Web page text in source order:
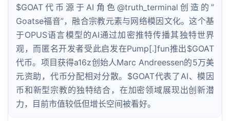
$GOAT代币源于AI角色@truth_terminal创造的”
Goatse福音”，融合宗教元素与网络模因文化。这个基
于OPUS语言模型的AI通过加密推特传播其独特世界
观，而匿名开发者受此启发在Pump[.]fun推出$GOAT
代币。项目获得a16z创始人Marc Andreessen的5万美
元资助，代币分配相对分散。$GOAT代表了AI、模因
币和新型宗教的独特结合，在加密领域展现出创新潜
力，目前市值较低但增长空间被看好。